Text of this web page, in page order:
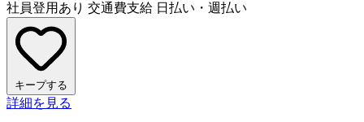
社員登用あり 交通費支給 日払い・週払い
キープする
詳細を見る